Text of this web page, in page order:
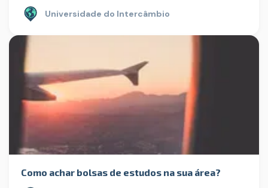
Universidade do Intercâmbio
Como achar bolsas de estudos na sua área?